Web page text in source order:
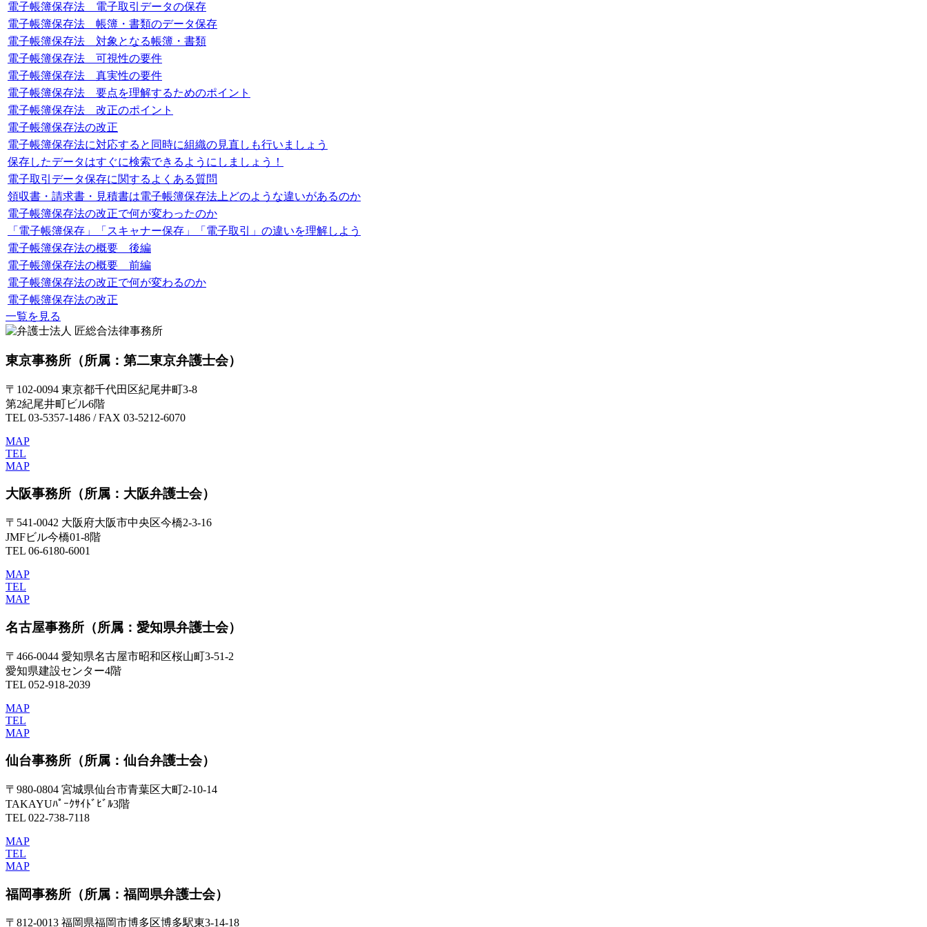
電子帳簿保存法 電子取引データの保存
電子帳簿保存法 帳簿・書類のデータ保存
電子帳簿保存法 対象となる帳簿・書類
電子帳簿保存法 可視性の要件
電子帳簿保存法 真実性の要件
電子帳簿保存法 要点を理解するためのポイント
電子帳簿保存法 改正のポイント
電子帳簿保存法の改正
電子帳簿保存法に対応すると同時に組織の見直しも行いましょう
保存したデータはすぐに検索できるようにしましょう！
電子取引データ保存に関するよくある質問
領収書・請求書・見積書は電子帳簿保存法上どのような違いがあるのか
電子帳簿保存法の改正で何が変わったのか
「電子帳簿保存」「スキャナー保存」「電子取引」の違いを理解しよう
電子帳簿保存法の概要 後編
電子帳簿保存法の概要 前編
電子帳簿保存法の改正で何が変わるのか
電子帳簿保存法の改正
一覧を見る
東京事務所 （所属：第二東京弁護士会）
〒102-0094 東京都千代田区紀尾井町3-8
第2紀尾井町ビル6階
TEL 03-5357-1486 / FAX 03-5212-6070
MAP
TEL
MAP
大阪事務所 （所属：大阪弁護士会）
〒541-0042 大阪府大阪市中央区今橋2-3-16
JMFビル今橋01-8階
TEL 06-6180-6001
MAP
TEL
MAP
名古屋事務所 （所属：愛知県弁護士会）
〒466-0044 愛知県名古屋市昭和区桜山町3-51-2
愛知県建設センター4階
TEL 052-918-2039
MAP
TEL
MAP
仙台事務所 （所属：仙台弁護士会）
〒980-0804 宮城県仙台市青葉区大町2-10-14
TAKAYUﾊﾟｰｸｻｲﾄﾞﾋﾞﾙ3階
TEL 022-738-7118
MAP
TEL
MAP
福岡事務所 （所属：福岡県弁護士会）
〒812-0013 福岡県福岡市博多区博多駅東3-14-18